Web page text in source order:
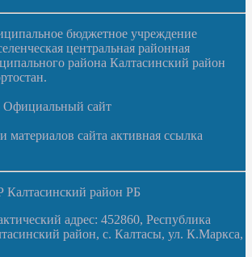
бюджетное учреждение
центральная районная
района Калтасинский район
Официальный сайт
материалов сайта активная ссылка
район РБ
адрес: 452860, Республика
район, с. Калтасы, ул. К.Маркса,